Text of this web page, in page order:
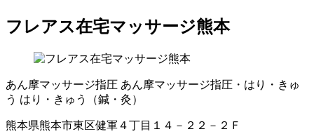
フレアス在宅マッサージ熊本
あん摩マッサージ指圧 あん摩マッサージ指圧・はり・きゅ
う はり・きゅう（鍼・灸）
熊本県熊本市東区健軍４丁目１４－２２－２Ｆ